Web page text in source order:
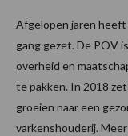
Afgelopen jaren
gang gezet. De POV
overheid en
te pakken. In 2018
groeien naar een
varkenshouderij.